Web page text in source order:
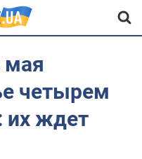
мая
четырем
их ждет